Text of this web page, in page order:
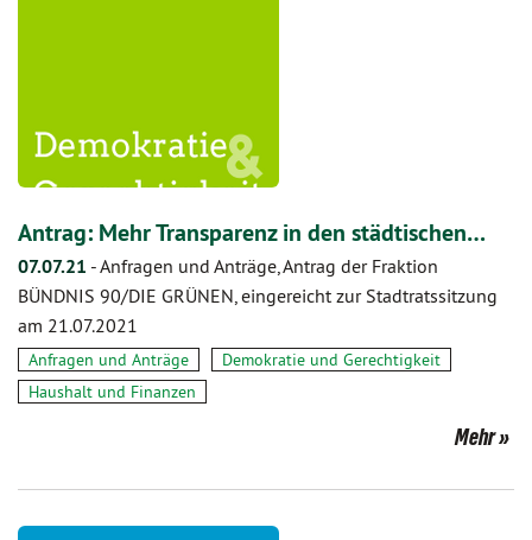
Antrag: Mehr Transparenz in den städtischen…
07.07.21 -Anfragen und Anträge, Antrag der Fraktion
BÜNDNIS 90/DIE GRÜNEN, eingereicht zur Stadtratssitzung
am 21.07.2021
Anfragen und Anträge
Demokratie und Gerechtigkeit
Haushalt und Finanzen
Mehr